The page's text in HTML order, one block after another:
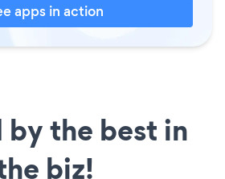
apps in action
by the best in
biz!